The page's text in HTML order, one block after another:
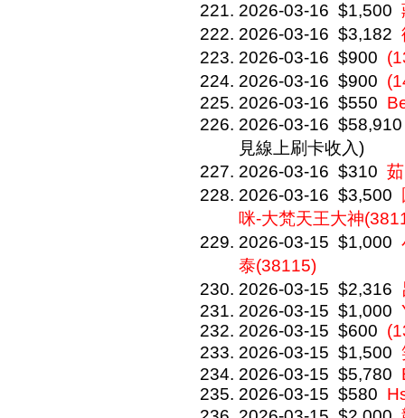
2026-03-16 $1,500
2026-03-16 $3,182
2026-03-16 $900
2026-03-16 $900
2026-03-16 $550
2026-03-16 $58,910
見線上刷卡收入)
2026-03-16 $310 茹
2026-03-16 $3,500
咪-大梵天王大神
2026-03-15 $1,000
泰(38115)
2026-03-15 $2,316
2026-03-15 $1,000
2026-03-15 $600
2026-03-15 $1,500
2026-03-15 $5,780
2026-03-15 $580